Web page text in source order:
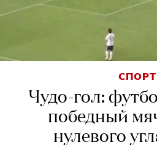
СПОРТ
Чудо-гол:
победный
нулевого